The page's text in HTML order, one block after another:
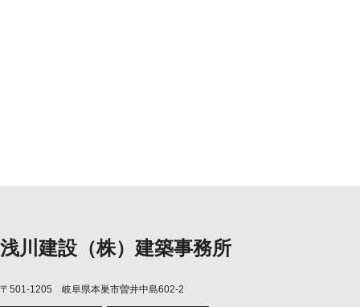
浅川建設（株）建築事務所
〒501-1205 岐阜県本巣市曽井中島602-2